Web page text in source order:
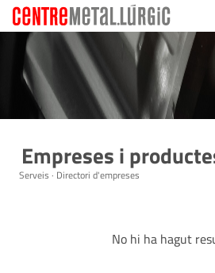
Empreses i
Serveis · Directori d'empreses
No hi ha hagut